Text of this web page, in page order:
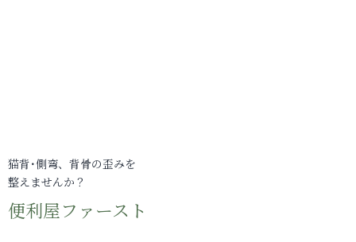
猫背･側弯、背骨の歪みを
整えませんか？
便利屋ファースト